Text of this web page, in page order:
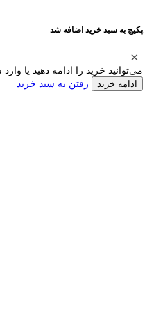
پکیج به سبد خرید اضافه شد
می‌توانید خرید را ادامه دهید یا
ادامه خرید رفتن به سبد خرید